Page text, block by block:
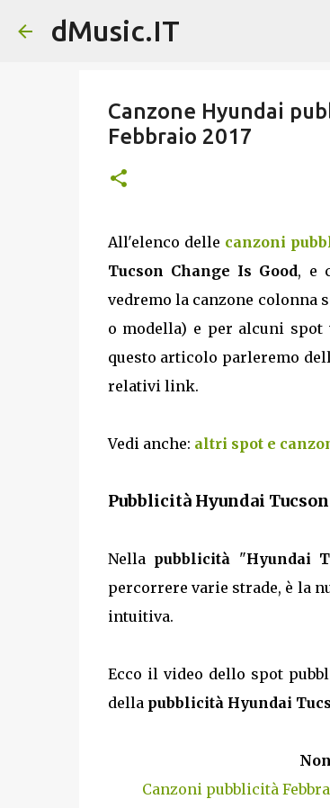
dMusic.IT
Canzone Hyundai
Febbraio 2017
All'elenco delle canzoni
Tucson Change Is Good, e
vedremo la canzone colonna
o modella) e per alcuni
questo articolo parleremo
relativi link.
Vedi anche: altri spot e
Pubblicità Hyundai
Nella pubblicità "Hyundai
percorrere varie strade, è la
intuitiva.
Ecco il video dello spot
della pubblicità Hyundai
Canzoni pubblicità